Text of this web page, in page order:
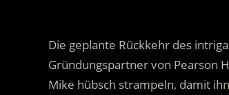
Die geplante Rückkehr des
Gründungspartner von Pearson
Mike hübsch strampeln, damit